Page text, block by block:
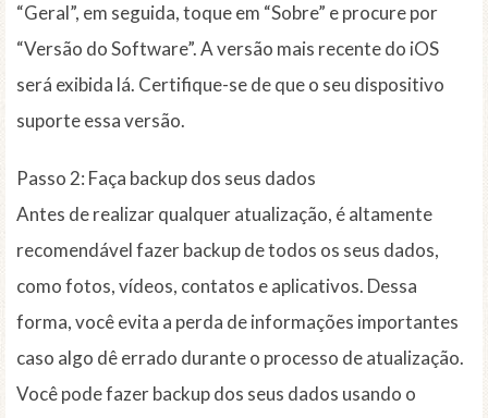
“Geral”, em seguida, toque em “Sobre” e procure por
“Versão do Software”. A versão mais recente do iOS
será exibida lá. Certifique-se de que o seu dispositivo
suporte essa versão.
Passo 2: Faça backup dos seus dados
Antes de realizar qualquer atualização, é altamente
recomendável fazer backup de todos os seus dados,
como fotos, vídeos, contatos e aplicativos. Dessa
forma, você evita a perda de informações importantes
caso algo dê errado durante o processo de atualização.
Você pode fazer backup dos seus dados usando o